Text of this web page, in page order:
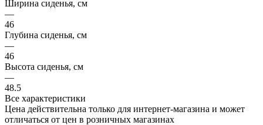
Ширина сиденья, см
—
46
Глубина сиденья, см
—
46
Высота сиденья, см
—
48.5
Все характеристики
Цена действительна только для интернет-магазина и может
отличаться от цен в розничных магазинах